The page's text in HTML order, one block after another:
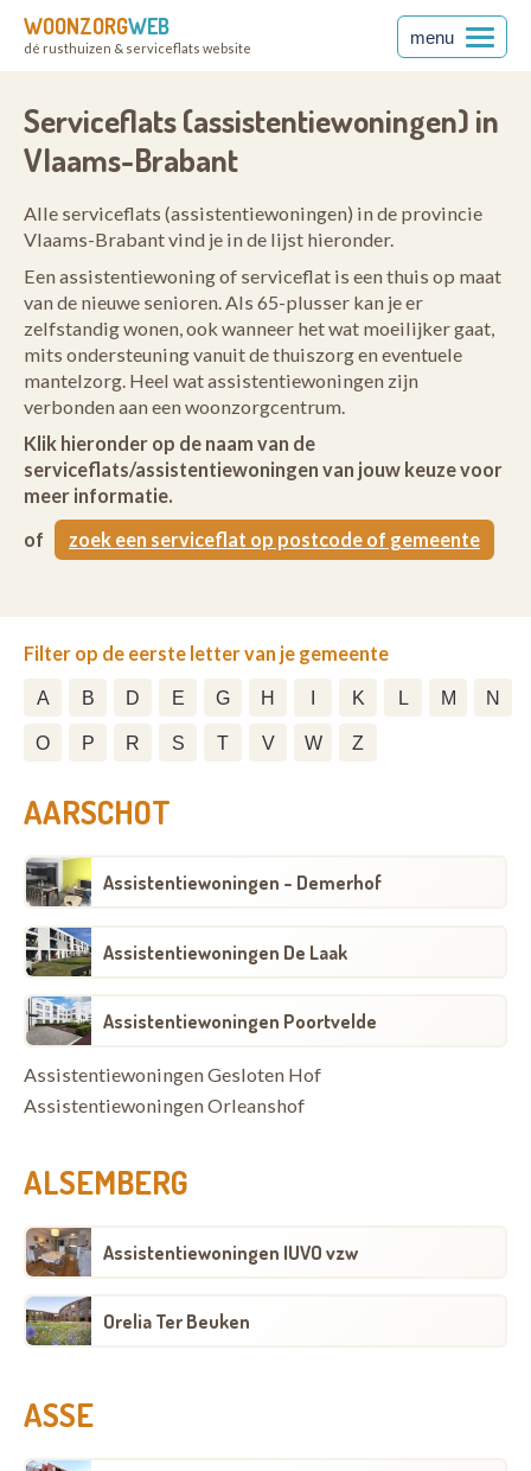
WOONZORGWEB
dé rusthuizen & serviceflats website
menu
Serviceflats (assistentiewoningen) in
Vlaams-Brabant
Alle serviceflats (assistentiewoningen) in de provincie
Vlaams-Brabant vind je in de lijst hieronder.
Een assistentiewoning of serviceflat is een thuis op maat
van de nieuwe senioren. Als 65-plusser kan je er
zelfstandig wonen, ook wanneer het wat moeilijker gaat,
mits ondersteuning vanuit de thuiszorg en eventuele
mantelzorg. Heel wat assistentiewoningen zijn
verbonden aan een woonzorgcentrum.
Klik hieronder op de naam van de
serviceflats/assistentiewoningen van jouw keuze voor
meer informatie.
of
zoek een serviceflat op postcode of gemeente
Filter op de eerste letter van je gemeente
A B D E G H I K L M N
O P R S T V W Z
AARSCHOT
Assistentiewoningen - Demerhof
Assistentiewoningen De Laak
Assistentiewoningen Poortvelde
Assistentiewoningen Gesloten Hof
Assistentiewoningen Orleanshof
ALSEMBERG
Assistentiewoningen IUVO vzw
Orelia Ter Beuken
ASSE